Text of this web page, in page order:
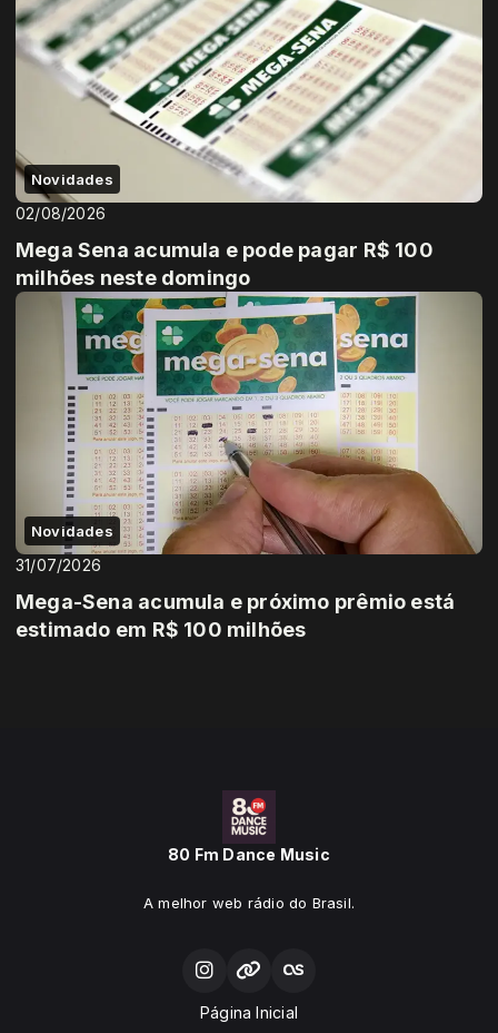
Novidades
02/08/2026
Mega Sena acumula e pode pagar R$ 100
milhões neste domingo
Novidades
31/07/2026
Mega-Sena acumula e próximo prêmio está
estimado em R$ 100 milhões
80 Fm Dance Music
A melhor web rádio do Brasil.
Página Inicial